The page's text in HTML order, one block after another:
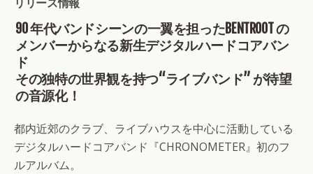
リリース情報
90 年代バンドシーンの一翼を担ったBENTROOT の
メンバーからなる新生デジタルハードコアバン
ド
その独特の世界観を持つ“ライブバンド” が待望
の音源化！
都内近郊のクラブ、ライブハウスを中心に活動している
デジタルハードコアバンド『CHRONOMETER』初のフ
ルアルバム。